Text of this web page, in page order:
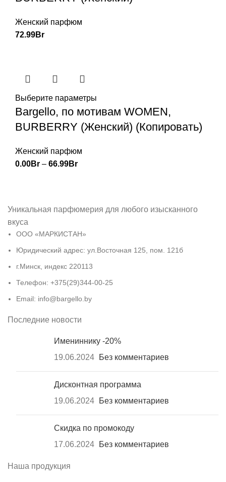
Женский парфюм
72.99Br
Выберите параметры
Bargello, по мотивам WOMEN,
BURBERRY (Женский) (Копировать)
Женский парфюм
0.00Br – 66.99Br
Уникальная парфюмерия для любого изысканного
вкуса
ООО «МАРКИСТАН»
Юридический адрес: ул.Восточная 125, пом. 121б
г.Минск, индекс 220113
Телефон: +375(29)344-00-25
Email: info@bargello.by
Последние новости
Имениннику -20%
19.06.2024
Без комментариев
Дисконтная программа
19.06.2024
Без комментариев
Скидка по промокоду
17.06.2024
Без комментариев
Наша продукция